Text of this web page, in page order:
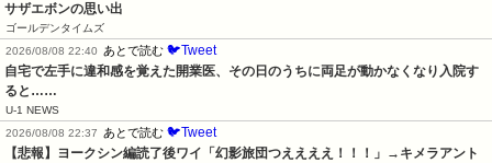
サザエボンの思い出
ゴールデンタイムズ
2026/08/08 22:40
あとで読む 🐦Tweet
自宅で左手に違和感を覚えた開業医、その日のうちに両足が動かなくなり入院す
ると……
U-1 NEWS
2026/08/08 22:37
あとで読む 🐦Tweet
【悲報】ヨークシン編読了後ワイ「幻影旅団つええええ！！！」→キメラアント